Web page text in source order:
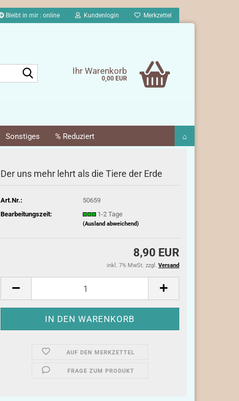
Bleibt in mir : online Kundenlogin Merkzettel
Ihr Warenkorb
0,00 EUR
Sonstiges % Reduziert ⌂
Der uns mehr lehrt als die Tiere der Erde
Art.Nr.:
50659
Bearbeitungszeit:
1-2 Tage
(Ausland abweichend)
8,90 EUR
inkl. 7% MwSt. zzgl. Versand
AUF DEN MERKZETTEL
FRAGE ZUM PRODUKT